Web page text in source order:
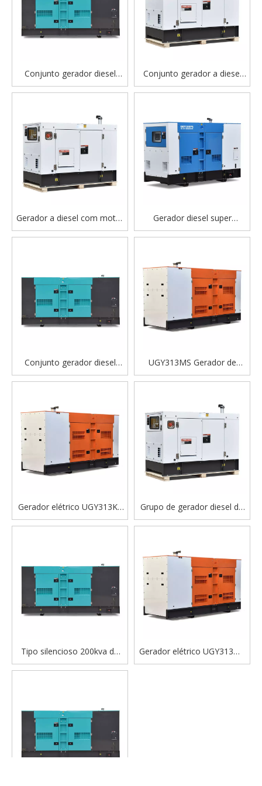
Conjunto gerador diesel
silencioso Cummins 200kVA
​​e uso industrial
Conjunto gerador a diesel
FAW 5-50kVA – super
para uso doméstico e no
escritório
Gerador a diesel com motor
Kubota - Solução de energia
combustível e de alta
eficiência
Gerador diesel super
silencioso Perkins Grupo
Conjunto gerador diesel
silencioso UGY200MS
UGY313MS Gerador de
energia diesel elétrico de
industrial e comercial
Gerador elétrico UGY313KS
Gerador de energia diesel
Grupo de gerador diesel do
motor de Faw tipo
Tipo silencioso 200kva do
gerador diesel de UGY200KS
Gerador elétrico UGY313MS
Gerador de energia diesel